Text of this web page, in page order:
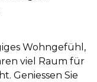
Wohngefühl,
viel Raum für
Geniessen Sie